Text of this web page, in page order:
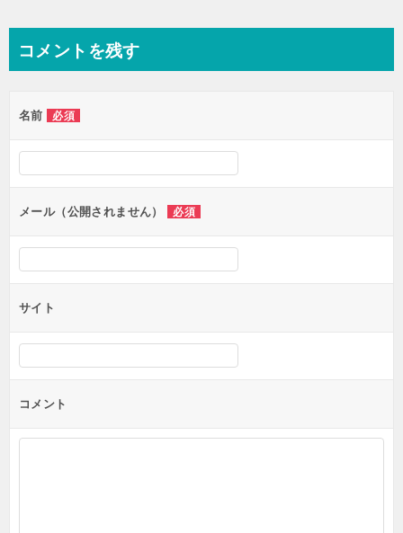
ビ
ー
シ
ョ
ン
コメントを残す
名前 必須
メール（公開されません） 必須
サイト
コメント